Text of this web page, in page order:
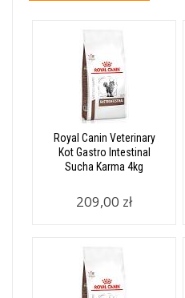
Royal Canin Veterinary
Kot Gastro Intestinal
Sucha Karma 4kg
209,00 zł